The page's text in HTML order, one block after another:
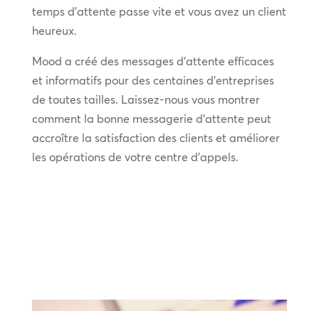
temps d’attente passe vite et vous avez un client
heureux.
Mood a créé des messages d’attente efficaces
et informatifs pour des centaines d’entreprises
de toutes tailles. Laissez-nous vous montrer
comment la bonne messagerie d’attente peut
accroître la satisfaction des clients et améliorer
les opérations de votre centre d’appels.